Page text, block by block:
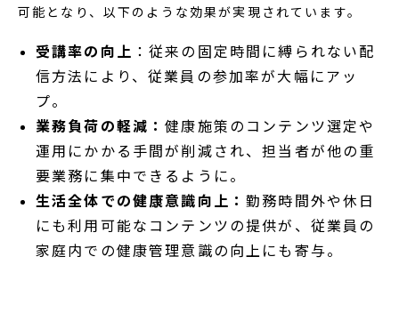
可能となり、以下のような効果が実現されています。
受講率の向上 ：従来の固定時間に縛られない配
信方法により、従業員の参加率が大幅にアッ
プ。
業務負荷の軽減：健康施策のコンテンツ選定や
運用にかかる手間が削減され、担当者が他の重
要業務に集中できるように。
生活全体での健康意識向上：勤務時間外や休日
にも利用可能なコンテンツの提供が、従業員の
家庭内での健康管理意識の向上にも寄与。